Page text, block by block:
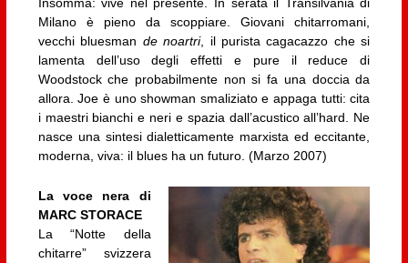
Insomma: vive nel presente. In serata il Transilvania di
Milano è pieno da scoppiare. Giovani chitarromani,
vecchi bluesman de noartri, il purista cagacazzo che si
lamenta dell’uso degli effetti e pure il reduce di
Woodstock che probabilmente non si fa una doccia da
allora. Joe è uno showman smaliziato e appaga tutti: cita
i maestri bianchi e neri e spazia dall’acustico all’hard. Ne
nasce una sintesi dialetticamente marxista ed eccitante,
moderna, viva: il blues ha un futuro. (Marzo 2007)
La voce nera di
MARC STORACE
La “Notte della
chitarre” svizzera